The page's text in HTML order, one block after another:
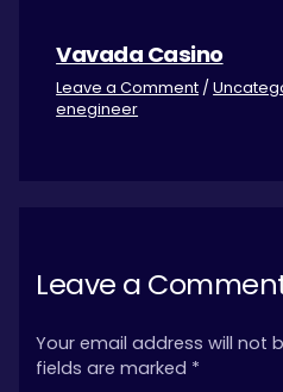
Vavada Casino
Leave a Comment /
enegineer
Leave a
Your email address will not
fields are marked *